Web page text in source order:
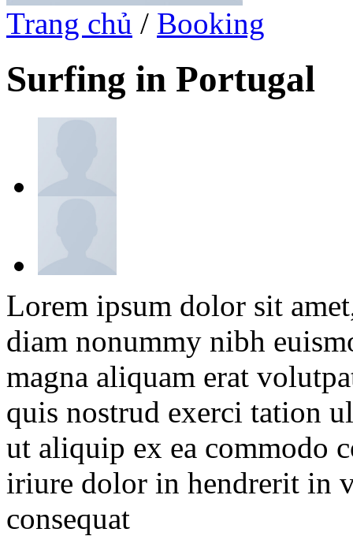
Trang chủ / Booking
Surfing in Portugal
Lorem ipsum dolor sit
diam nonummy nibh
magna aliquam erat
quis nostrud exerci tation
ut aliquip ex ea commodo
iriure dolor in hendrerit in
consequat